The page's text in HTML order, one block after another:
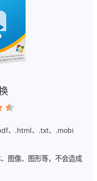
、.html、.txt、.mobi
图像、图形等，不会造成